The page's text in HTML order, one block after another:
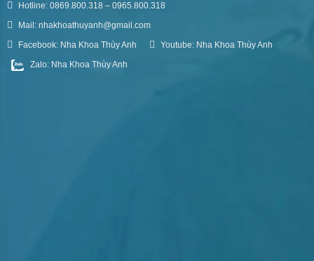
Hotline: 0869.800.318 – 0965.800.318
Mail: nhakhoathuyanh@gmail.com
Facebook: Nha Khoa Thùy Anh
Youtube: Nha Khoa Thùy Anh
Zalo: Nha Khoa Thùy Anh